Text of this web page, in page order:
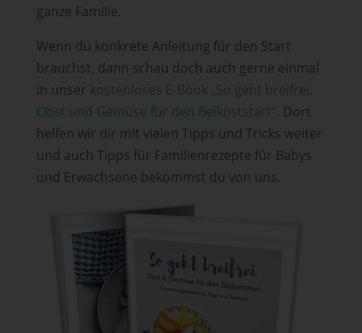
ganze Familie.
Wenn du konkrete Anleitung für den Start
brauchst, dann schau doch auch gerne einmal
in unser kostenloses E-Book „So geht breifrei.
Obst und Gemüse für den Beikoststart“. Dort
helfen wir dir mit vielen Tipps und Tricks weiter
und auch Tipps für Familienrezepte für Babys
und Erwachsene bekommst du von uns.